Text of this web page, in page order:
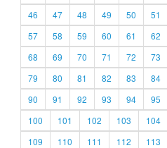
46
47 48 49 50 51
57
58 59 60 61 62
68
69 70 71 72 73
79
80 81 82 83 84
90
91 92 93 94 95
100
101 102 103 104
109
110 111 112 113